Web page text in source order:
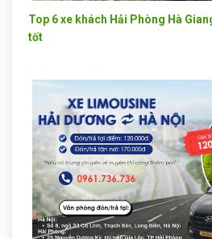
Top 6 xe khách Hải Phòng Hà
tốt